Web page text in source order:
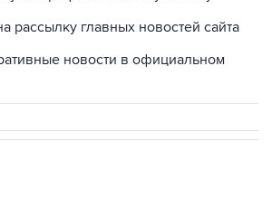
новости в официальном
Тюменской области идет на спад